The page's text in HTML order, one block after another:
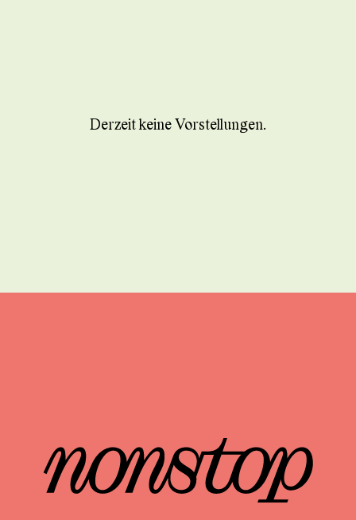
Derzeit keine Vorstellungen.